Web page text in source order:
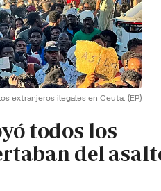
extranjeros ilegales en Ceuta. (EP)
todos los
del